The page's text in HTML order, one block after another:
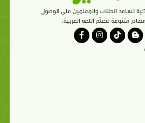
تساعد الطلاب والمعلمين على الوصول
متنوعة لتعلّم اللغة العربية.